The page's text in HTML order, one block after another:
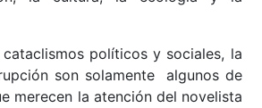
políticos y sociales, la
son solamente algunos de
merecen la atención del novelista